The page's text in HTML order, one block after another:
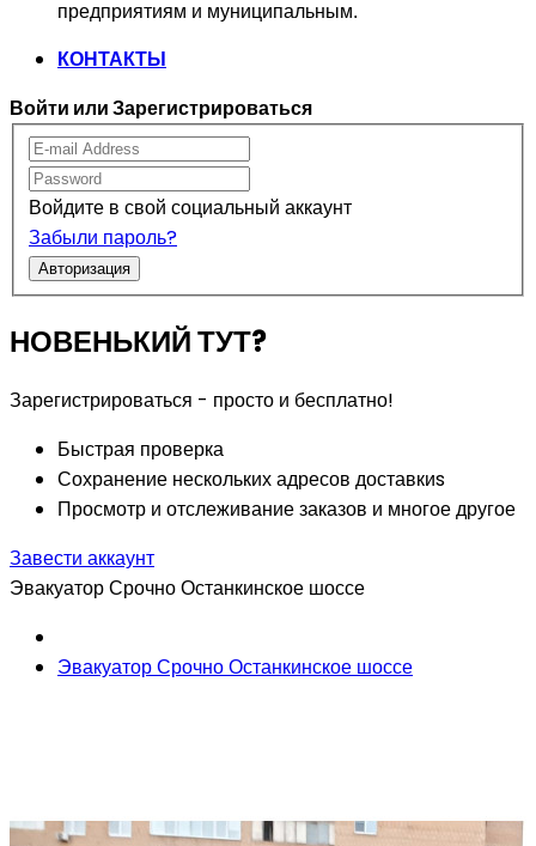
предприятиям и муниципальным.
КОНТАКТЫ
Войти или Зарегистрироваться
Войдите в свой социальный аккаунт
Забыли пароль?
Авторизация
НОВЕНЬКИЙ ТУТ?
Зарегистрироваться - просто и бесплатно!
Быстрая проверка
Сохранение нескольких адресов доставкиs
Просмотр и отслеживание заказов и многое другое
Завести аккаунт
Эвакуатор Срочно Останкинское шоссе
Эвакуатор Срочно Останкинское шоссе